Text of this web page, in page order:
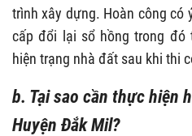
trình xây dựng. Hoàn công có
cấp đổi lại sổ hồng trong đó
hiện trạng nhà đất sau khi thi
b. Tại sao cần thực hiện
Huyện Đắk Mil?